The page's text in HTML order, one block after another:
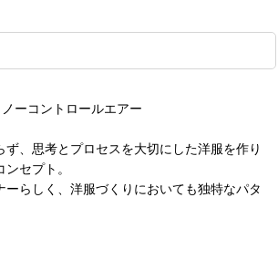
ーコントロールエアー
ず、思考とプロセスを大切にした洋服を作り
セプト。
ーらしく、洋服づくりにおいても独特なパタ